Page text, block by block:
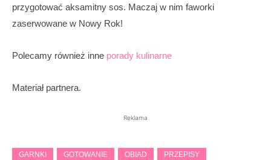
przygotować aksamitny sos. Maczaj w nim faworki
zaserwowane w Nowy Rok!
Polecamy również inne porady kulinarne
Materiał partnera.
Reklama
GARNKI GOTOWANIE OBIAD PRZEPISY